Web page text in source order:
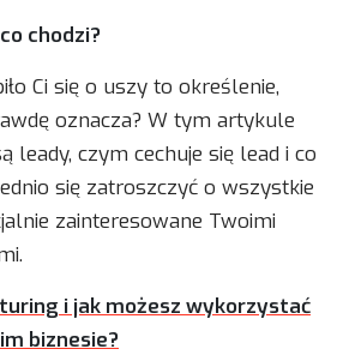
chodzi?
Ci się o uszy to określenie,
oznacza? W tym artykule
leady, czym cechuje się lead i co
się zatroszczyć o wszystkie
zainteresowane Twoimi
i jak możesz wykorzystać
biznesie?